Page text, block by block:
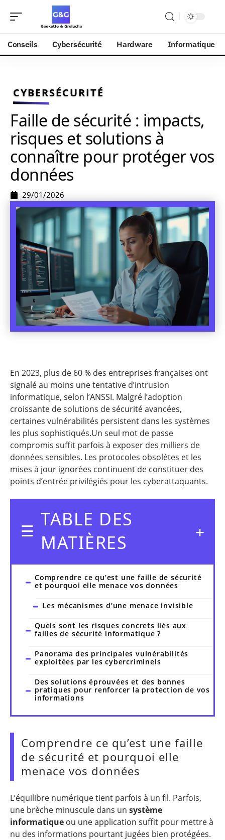
Conseils Cybersécurité Hardware Informatique
CYBERSÉCURITÉ
Faille de sécurité : impacts,
risques et solutions à
connaître pour protéger vos
données
29/01/2026
En 2023, plus de 60 % des entreprises françaises ont
signalé au moins une tentative d’intrusion
informatique, selon l’ANSSI. Malgré l’adoption
croissante de solutions de sécurité avancées,
certaines vulnérabilités persistent dans les systèmes
les plus sophistiqués.Un seul mot de passe
compromis suffit parfois à exposer des milliers de
données sensibles. Les protocoles obsolètes et les
mises à jour ignorées continuent de constituer des
points d’entrée privilégiés pour les cyberattaquants.
TABLE DES
MATIÈRES
Comprendre ce qu’est une faille de sécurité
et pourquoi elle menace vos données
Les mécanismes d’une menace invisible
Quels sont les risques concrets liés aux
failles de sécurité informatique ?
Panorama des principales vulnérabilités
exploitées par les cybercriminels
Des solutions éprouvées et des bonnes
pratiques pour renforcer la protection de vos
informations
Comprendre ce qu’est une faille
de sécurité et pourquoi elle
menace vos données
L’équilibre numérique tient parfois à un fil. Parfois,
une brèche minuscule dans un système
informatique ou une application suffit pour mettre à
nu des informations pourtant jugées bien protégées.